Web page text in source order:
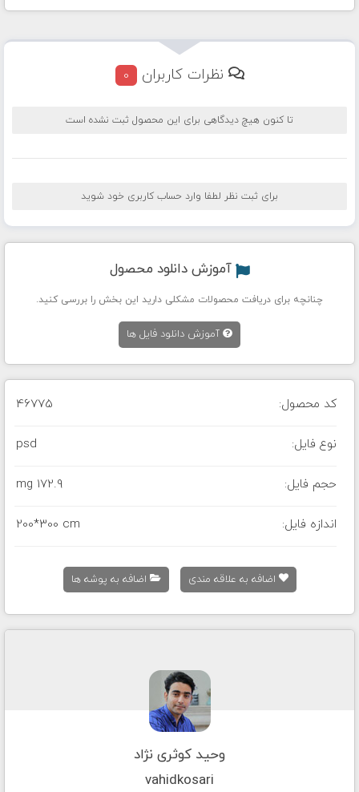
نظرات کاربران 0
تا کنون هیچ دیدگاهی برای این محصول ثبت نشده است
برای ثبت نظر لطفا وارد حساب کاربری خود شوید
آموزش دانلود محصول
چنانچه برای دریافت محصولات مشکلی دارید این بخش را بررسی کنید.
آموزش دانلود فایل ها
کد محصول: 46775
نوع فایل: psd
حجم فایل: 172.9 mg
اندازه فایل: 200*300 cm
اضافه به علاقه مندی اضافه به پوشه ها
وحید کوثری نژاد
vahidkosari